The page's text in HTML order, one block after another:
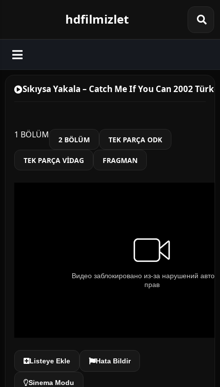
hdfilmizlet
Sıkıysa Yakala – Catch Me If You Can 2002
1 BÖLÜM 2 BÖLÜM TEK PARÇA ODK
TEK PARÇA VİDAG FRAGMAN
Listeye Ekle Hata Bildir
Sinema Modu